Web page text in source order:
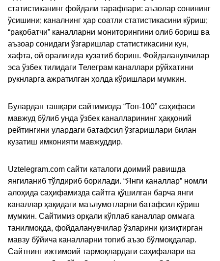
статистиканинг фойдали тарафлари: аъзолар сонининг
ўсишини; каналнинг ҳар соатли статистикасини кўриш;
“рақобатчи” каналларни мониторингини олиб бориш ва
аъзоар сонидаги ўзгаришлар статистикасини кун,
хафта, ой оралиғида кузатиб бориш. Фойдаланувчилар
эса ўзбек тилидаги Телеграм каналлари рўйхатини
рукнларга ажратилган ҳолда кўришлари мумкин.
Булардан ташқари сайтимизда “Топ-100” саҳифаси
мавжуд бўлиб унда ўзбек каналларининг ҳаққоний
рейтингини улардаги батафсил ўзгаришлари билан
кузатиш имконияти мавжуддир.
Uztelegram.com сайти каталоги доимий равишда
янгиланиб тўлдириб борилади. “Янги каналлар” номли
алоҳида саҳифамизда сайтга қўшилган барча янги
каналлар ҳақидаги маълумотларни батафсил кўриш
мумкин. Сайтимиз орқали кўплаб каналлар оммага
танилмоқда, фойдаланувчилар ўзларини қизиқтирган
мавзу бўйича каналларни топиб аъзо бўлмоқдалар.
Сайтнинг ижтимоий тармоқлардаги саҳифалари ва